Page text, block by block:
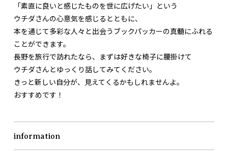
「素直に良いと感じたものを世に広げたい」という
ウチダさんの心意気を感じるとともに、
本を通じて多彩な人々と出会うブックパッカーの真髄にふれる
ことができます。
長野を旅行で訪れたなら、まずは好きな椅子に腰掛けて
ウチダさんとゆっくり話してみてください。
きっと新しい自分が、見えてくるかもしれませんよ。
おすすめです！
information